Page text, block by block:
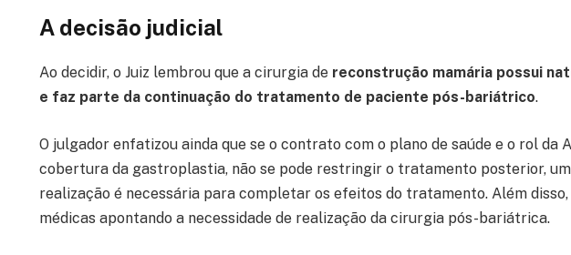
A decisão judicial
Ao decidir, o Juiz lembrou que a cirurgia de reconstrução mamária possui
e faz parte da continuação do tratamento de paciente pós-bariátrico.
O julgador enfatizou ainda que se o contrato com o plano de saúde e o rol da
cobertura da gastroplastia, não se pode restringir o tratamento posterior,
realização é necessária para completar os efeitos do tratamento. Além
médicas apontando a necessidade de realização da cirurgia pós-bariátrica.